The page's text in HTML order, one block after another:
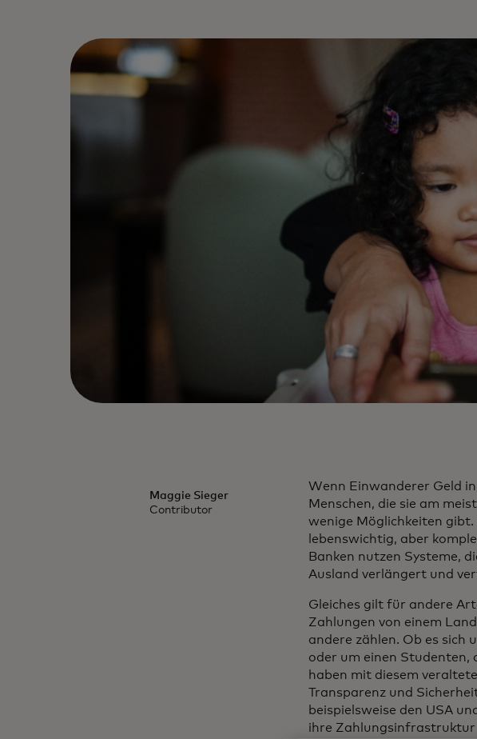
Maggie Sieger
Contributor
Wenn Einwanderer Geld
Menschen, die sie am
wenige Möglichkeiten gibt.
lebenswichtig, aber
Banken nutzen Systeme,
Ausland verlängert und
Gleiches gilt für andere
Zahlungen von einem
andere zählen. Ob es sich
oder um einen Studenten,
haben mit diesem
Transparenz und
beispielsweise den USA
ihre Zahlungsinfrastruktur